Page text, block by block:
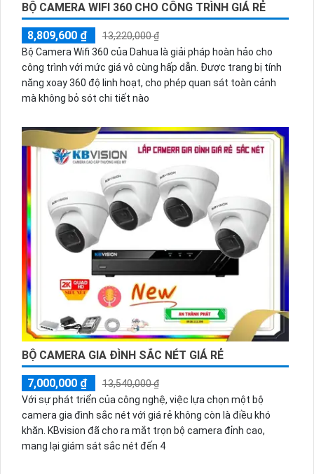
BỘ CAMERA WIFI 360 CHO CÔNG TRÌNH GIÁ RẺ
8,809,600 ₫
13,220,000 ₫
Bộ Camera Wifi 360 của Dahua là giải pháp hoàn hảo cho
công trình với mức giá vô cùng hấp dẫn. Được trang bị tính
năng xoay 360 độ linh hoạt, cho phép quan sát toàn cảnh
mà không bỏ sót chi tiết nào
BỘ CAMERA GIA ĐÌNH SẮC NÉT GIÁ RẺ
7,000,000 ₫
13,540,000 ₫
Với sự phát triển của công nghệ, việc lựa chọn một bộ
camera gia đình sắc nét với giá rẻ không còn là điều khó
khăn. KBvision đã cho ra mắt trọn bộ camera đỉnh cao,
mang lại giám sát sắc nét đến 4